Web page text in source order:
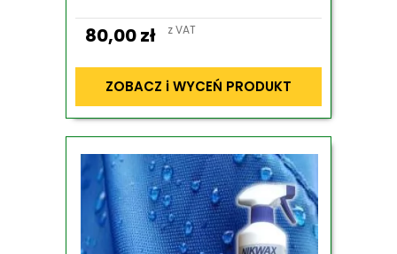
80,00zł z VAT
ZOBACZ i WYCEŃ PRODUKT